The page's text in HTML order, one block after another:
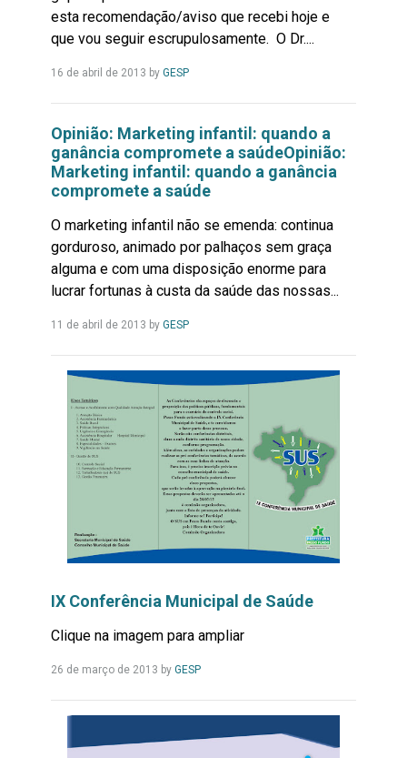
esta recomendação/aviso que recebi hoje e
que vou seguir escrupulosamente. O Dr....
16 de abril de 2013 by GESPLeia
Opinião: Marketing infantil: quando a
ganância compromete a saúdeOpinião:
Marketing infantil: quando a ganância
compromete a saúde
O marketing infantil não se emenda: continua
gorduroso, animado por palhaços sem graça
alguma e com uma disposição enorme para
lucrar fortunas à custa da saúde das nossas...
11 de abril de 2013 by GESPLeia
IX Conferência Municipal de Saúde
Clique na imagem para ampliar
26 de março de 2013 by GESPLeia